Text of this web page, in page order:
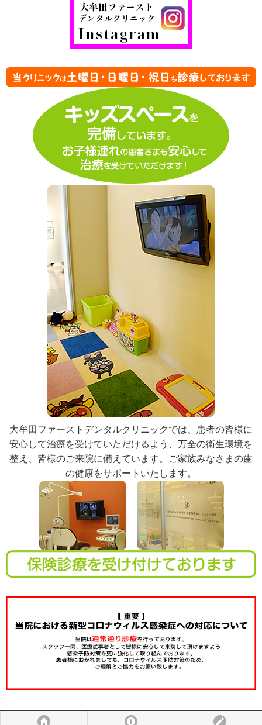
大牟田ファーストデンタルクリニックでは、患者の皆様に
安心して治療を受けていただけるよう、万全の衛生環境を
整え、皆様のご来院に備えています。ご家族みなさまの歯
の健康をサポートいたします。